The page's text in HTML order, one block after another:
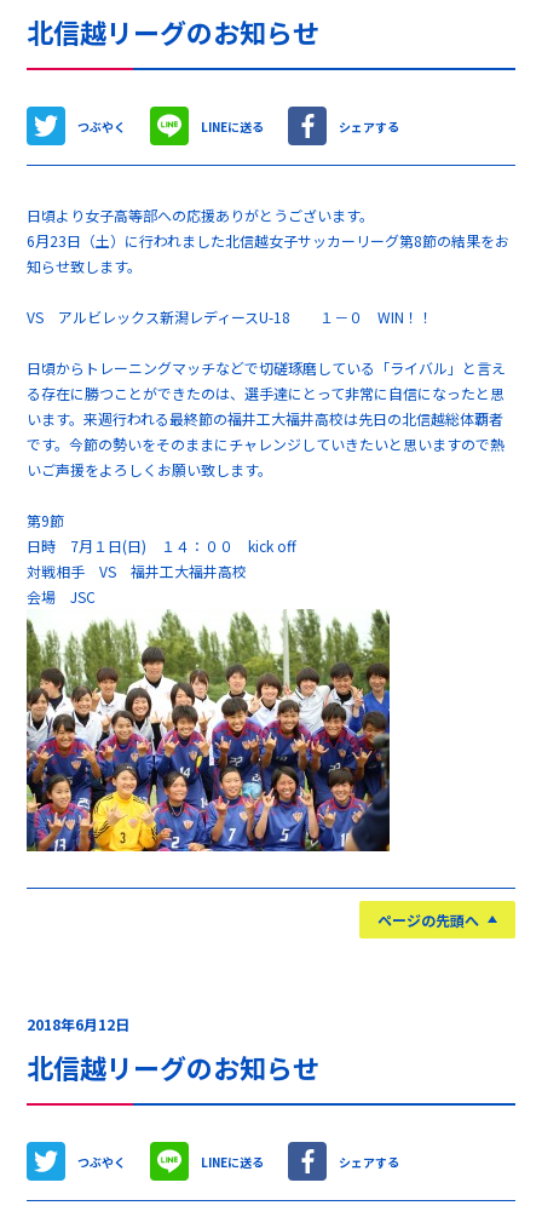
北信越リーグのお知らせ
つぶやく LINEに送る シェアする
日頃より女子高等部への応援ありがとうございます。
6月23日（土）に行われました北信越女子サッカーリーグ第8節の結果をお
知らせ致します。
VS アルビレックス新潟レディースU-18 １－０ WIN！！
日頃からトレーニングマッチなどで切磋琢磨している「ライバル」と言え
る存在に勝つことができたのは、選手達にとって非常に自信になったと思
います。来週行われる最終節の福井工大福井高校は先日の北信越総体覇者
です。今節の勢いをそのままにチャレンジしていきたいと思いますので熱
いご声援をよろしくお願い致します。
第9節
日時 7月１日(日) １４：００ kick off
対戦相手 VS 福井工大福井高校
会場 JSC
ページの先頭へ
2018年6月12日
北信越リーグのお知らせ
つぶやく LINEに送る シェアする